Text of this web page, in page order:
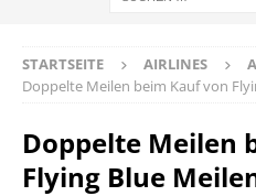
STARTSEITE AIRLINES
Doppelte Meilen beim Kauf von
Doppelte Meilen
Flying Blue